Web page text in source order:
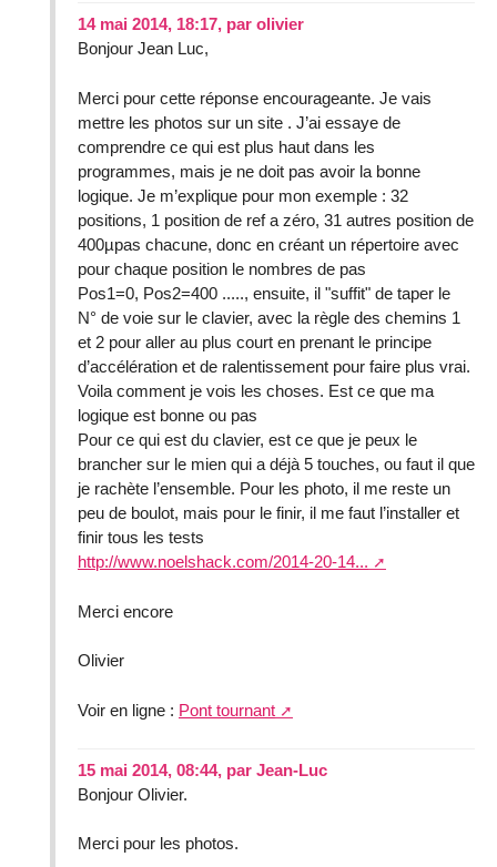
14 mai 2014, 18:17, par olivier
Bonjour Jean Luc,
Merci pour cette réponse encourageante. Je vais
mettre les photos sur un site . J’ai essaye de
comprendre ce qui est plus haut dans les
programmes, mais je ne doit pas avoir la bonne
logique. Je m’explique pour mon exemple : 32
positions, 1 position de ref a zéro, 31 autres position de
400µpas chacune, donc en créant un répertoire avec
pour chaque position le nombres de pas
Pos1=0, Pos2=400 ....., ensuite, il "suffit" de taper le
N° de voie sur le clavier, avec la règle des chemins 1
et 2 pour aller au plus court en prenant le principe
d’accélération et de ralentissement pour faire plus vrai.
Voila comment je vois les choses. Est ce que ma
logique est bonne ou pas
Pour ce qui est du clavier, est ce que je peux le
brancher sur le mien qui a déjà 5 touches, ou faut il que
je rachète l’ensemble. Pour les photo, il me reste un
peu de boulot, mais pour le finir, il me faut l’installer et
finir tous les tests
http://www.noelshack.com/2014-20-14...
Merci encore
Olivier
Voir en ligne : Pont tournant
15 mai 2014, 08:44, par Jean-Luc
Bonjour Olivier.
Merci pour les photos.